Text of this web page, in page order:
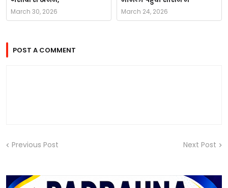
March 30, 2026 March 24, 2026
POST A COMMENT
Previous Post Next Post